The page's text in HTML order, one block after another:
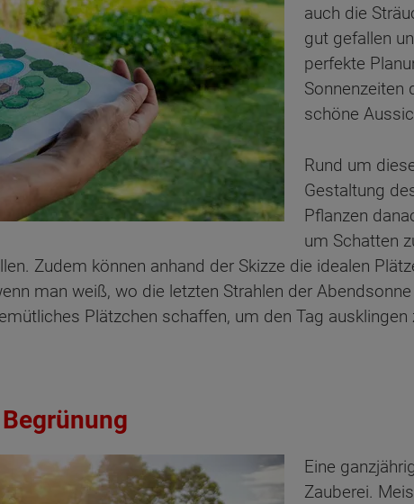
auch die
gut gefallen
perfekte
Sonnenzeiten
schöne
Rund um
Gestaltung
Pflanzen
um Schatten
Zudem können anhand der Skizze die idealen
man weiß, wo die letzten Strahlen der
Plätzchen schaffen, um den Tag ausklingen
Eine
Zauberei.
möchten Sie suchen?